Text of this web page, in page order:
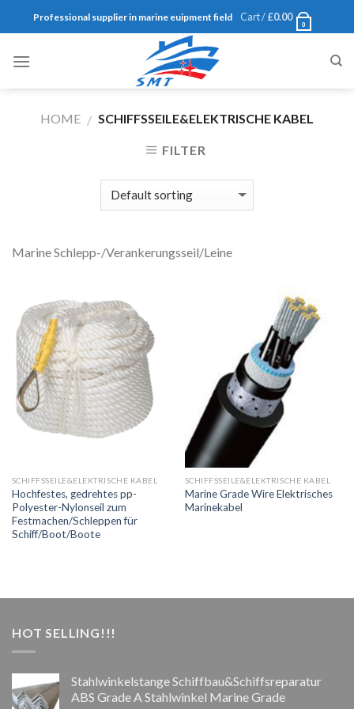
Professional supplier in marine euipment field Cart /£0.00
0
HOME / SCHIFFSSEILE&ELEKTRISCHE KABEL
FILTER
Marine Schlepp-/Verankerungsseil/Leine
SCHIFFSSEILE&ELEKTRISCHE KABEL
Hochfestes, gedrehtes pp-
Polyester-Nylonseil zum
Festmachen/Schleppen für
Schiff/Boot/Boote
SCHIFFSSEILE&ELEKTRISCHE KABEL
Marine Grade Wire Elektrisches
Marinekabel
HOT SELLING!!!
Stahlwinkelstange Schiffbau&Schiffsreparatur
ABS Grade A Stahlwinkel Marine Grade